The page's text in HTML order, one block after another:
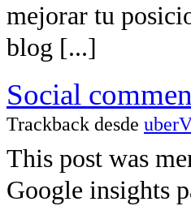
mejorar tu
blog [...]
Social
Trackback desde
This post was
Google insights